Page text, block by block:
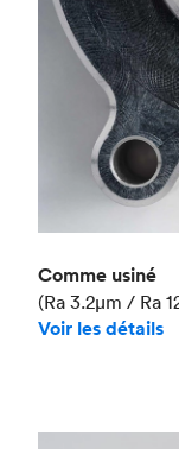
Comme usiné
(Ra 3.2μm / Ra
Voir les détails